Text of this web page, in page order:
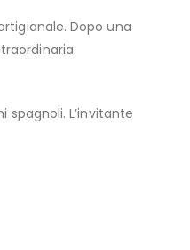
Dopo una
L’invitante